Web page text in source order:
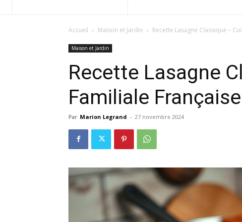
Accueil Maison et Jardin Recette Lasagne Classique –
Maison et Jardin
Recette Lasagne
Familiale Française
Par Marion Legrand - 27 novembre 2024